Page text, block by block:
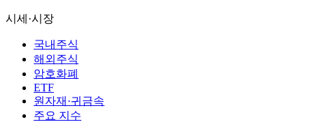
시세·시장
국내주식
해외주식
암호화폐
ETF
원자재·귀금속
주요 지수